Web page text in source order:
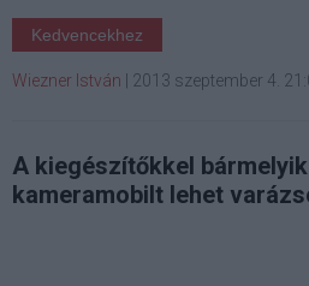
Kedvencekhez
Wiezner István 2013 szeptember 4.
A kiegészítőkkel
kameramobilt lehet